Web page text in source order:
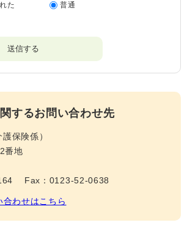
た
普通
するお問い合わせ先
護保険係
番地
Fax：0123-52-0638
合わせはこちら